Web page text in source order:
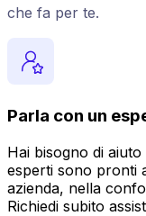
che fa per te.
Parla con un
Hai bisogno di
esperti sono pronti
azienda, nella
Richiedi subito